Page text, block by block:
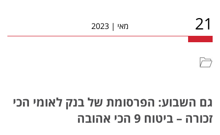
21 מאי |
2023
גם השבוע: הפרסומת של בנק לאומי הכי
זכורה – ביטוח 9 הכי אהובה